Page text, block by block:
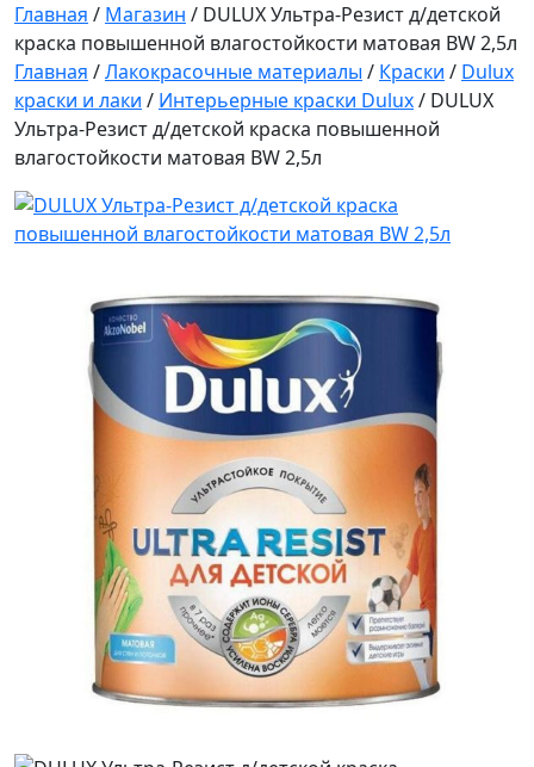
Главная / Магазин / DULUX Ультра-Резист д/детской
краска повышенной влагостойкости матовая BW 2,5л
Главная /Лакокрасочные материалы / Краски / Dulux
краски и лаки / Интерьерные краски Dulux/ DULUX
Ультра-Резист д/детской краска повышенной
влагостойкости матовая BW 2,5л